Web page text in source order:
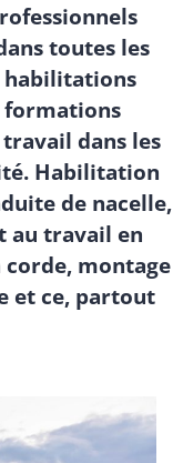
toutes les
habilitations
formations
dans les
Habilitation
de nacelle,
au travail en
montage
et ce, partout